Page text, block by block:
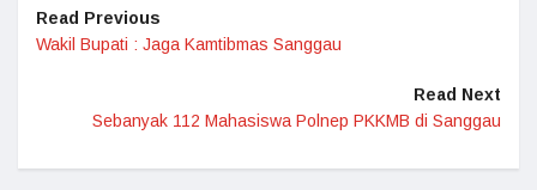
Read Previous
Wakil Bupati : Jaga Kamtibmas Sanggau
Read Next
Sebanyak 112 Mahasiswa Polnep PKKMB di Sanggau